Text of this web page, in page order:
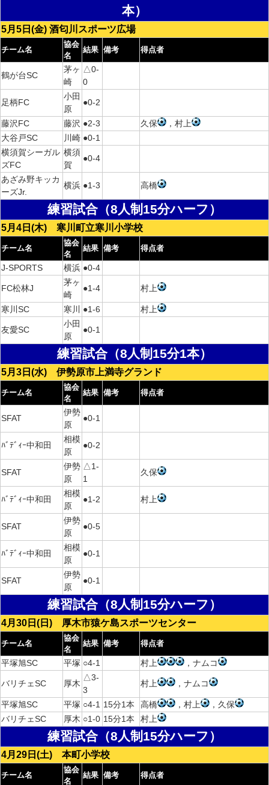
本）
5月5日(金) 酒匂川スポーツ広場
チーム名
協会
名
結果 備考 得点者
鶴が台SC
茅ヶ
崎
△0-
0
足柄FC
小田
原
●0-2
藤沢FC 藤沢 ●2-3 久保
，村上
大谷戸SC
川崎 ●0-1
横須賀シーガル
ズFC
横須
賀
●0-4
あざみ野キッカ
ーズJr.
横浜 ●1-3 高橋
練習試合（8人制15分ハーフ）
5月4日(木) 寒川町立寒川小学校
チーム名
協会
名
結果 備考 得点者
J-SPORTS 横浜 ●0-4
FC松林J
茅ヶ
崎
●1-4 村上
寒川SC 寒川 ●1-6 村上
友愛SC
小田
原
●0-1
練習試合（8人制15分1本）
5月3日(水) 伊勢原市上満寺グランド
チーム名
協会
名
結果 備考 得点者
SFAT
伊勢
原
●0-1
ﾊﾞﾃﾞｨｰ中和田
相模
原
●0-2
SFAT
伊勢
原
△1-
1
久保
ﾊﾞﾃﾞｨｰ中和田
相模
原
●1-2 村上
SFAT
伊勢
原
●0-5
ﾊﾞﾃﾞｨｰ中和田
相模
原
●0-1
SFAT
伊勢
原
●0-1
練習試合（8人制15分ハーフ）
4月30日(日) 厚木市猿ケ島スポーツセンター
チーム名
協会
名
結果 備考 得点者
平塚旭SC 平塚 ○4-1 村上 ，ナムコ
バリチェSC 厚木
△3-
3
村上 ，ナムコ
平塚旭SC 平塚 ○4-1 15分1本 高橋 ，村上
，久保
バリチェSC
厚木 ○1-0 15分1本 村上
練習試合（8人制15分ハーフ）
4月29日(土) 本町小学校
チーム名
協会
名
結果 備考 得点者